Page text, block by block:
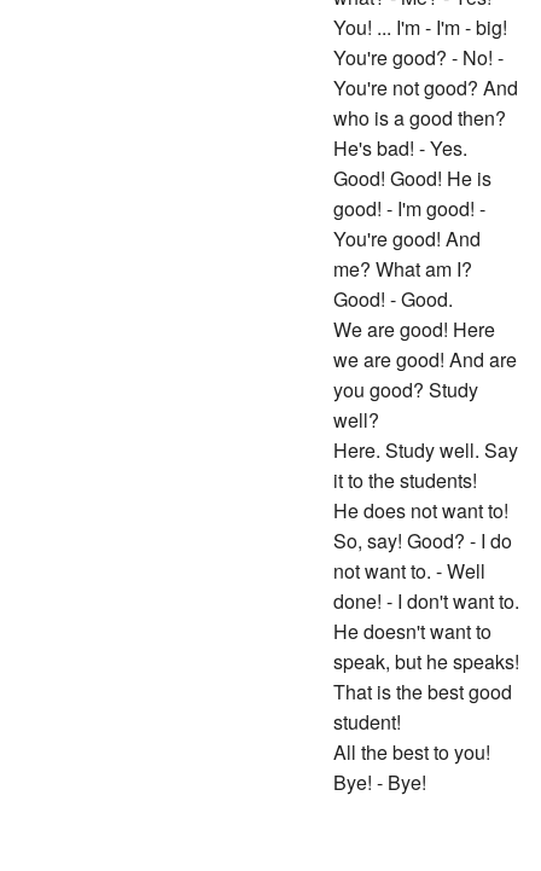
You! ... I'm - I'm - big!
You're good? - No! -
You're not good? And
who is a good then?
He's bad! - Yes.
Good! Good! He is
good! - I'm good! -
You're good! And
me? What am I?
Good! - Good.
We are good! Here
we are good! And are
you good? Study
well?
Here. Study well. Say
it to the students!
He does not want to!
So, say! Good? - I do
not want to. - Well
done! - I don't want to.
He doesn't want to
speak, but he speaks!
That is the best good
student!
All the best to you!
Bye! - Bye!